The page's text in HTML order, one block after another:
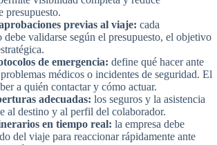
presupuesto.
previas al viaje: cada
debe validarse según el presupuesto, el objetivo
de emergencia: define qué hacer ante
médicos o incidentes de seguridad. El
a quién contactar y cómo actuar.
adecuadas: los seguros y la asistencia
al destino y al perfil del colaborador.
en tiempo real: la empresa debe
del viaje para reaccionar rápidamente ante